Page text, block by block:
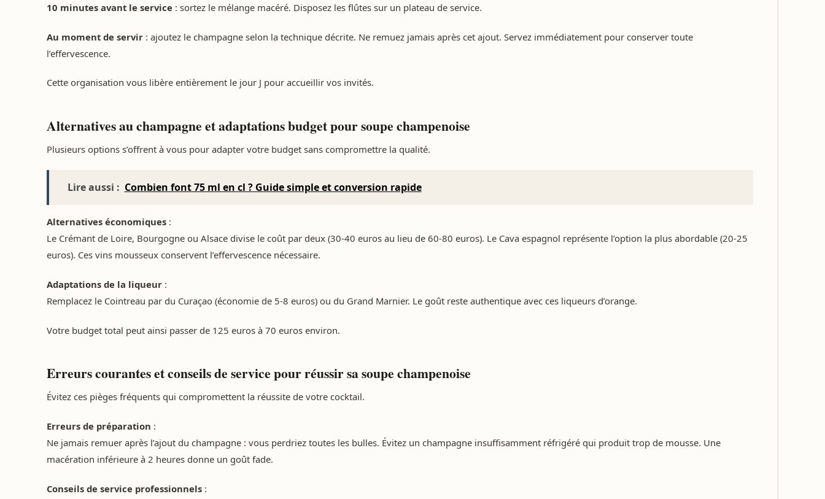
10 minutes avant le service : sortez le mélange macéré. Disposez les flûtes sur un plateau de service.
Au moment de servir : ajoutez le champagne selon la technique décrite. Ne remuez jamais après cet ajout. Servez immédiatement pour conserver toute
l’effervescence.
Cette organisation vous libère entièrement le jour J pour accueillir vos invités.
Alternatives au champagne et adaptations budget pour soupe champenoise
Plusieurs options s’offrent à vous pour adapter votre budget sans compromettre la qualité.
Lire aussi : Combien font 75 ml en cl ? Guide simple et conversion rapide
Alternatives économiques :
Le Crémant de Loire, Bourgogne ou Alsace divise le coût par deux (30-40 euros au lieu de 60-80 euros). Le Cava espagnol représente l’option la plus abordable (20-25
euros). Ces vins mousseux conservent l’effervescence nécessaire.
Adaptations de la liqueur :
Remplacez le Cointreau par du Curaçao (économie de 5-8 euros) ou du Grand Marnier. Le goût reste authentique avec ces liqueurs d’orange.
Votre budget total peut ainsi passer de 125 euros à 70 euros environ.
Erreurs courantes et conseils de service pour réussir sa soupe champenoise
Évitez ces pièges fréquents qui compromettent la réussite de votre cocktail.
Erreurs de préparation :
Ne jamais remuer après l’ajout du champagne : vous perdriez toutes les bulles. Évitez un champagne insuffisamment réfrigéré qui produit trop de mousse. Une
macération inférieure à 2 heures donne un goût fade.
Conseils de service professionnels :